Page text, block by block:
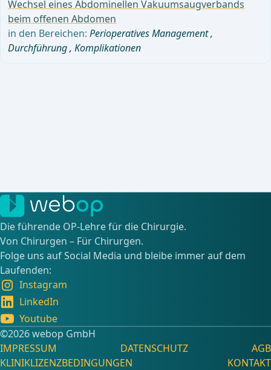
Wechsel eines Abdominellen Vakuumsaugverbands
beim offenen Abdomen
in den Bereichen:Perioperatives Management,
Durchführung,Komplikationen
Die führende OP-Lehre für die Chirurgie.
Von Chirurgen – Für Chirurgen.
Folge uns auf Social Media und bleibe immer auf dem
Laufenden:
Instagram
LinkedIn
Youtube
©️2026 webop GmbH
IMPRESSUM
DATENSCHUTZ
AGB
KLINIKLIZENZBEDINGUNGEN
KONTAKT